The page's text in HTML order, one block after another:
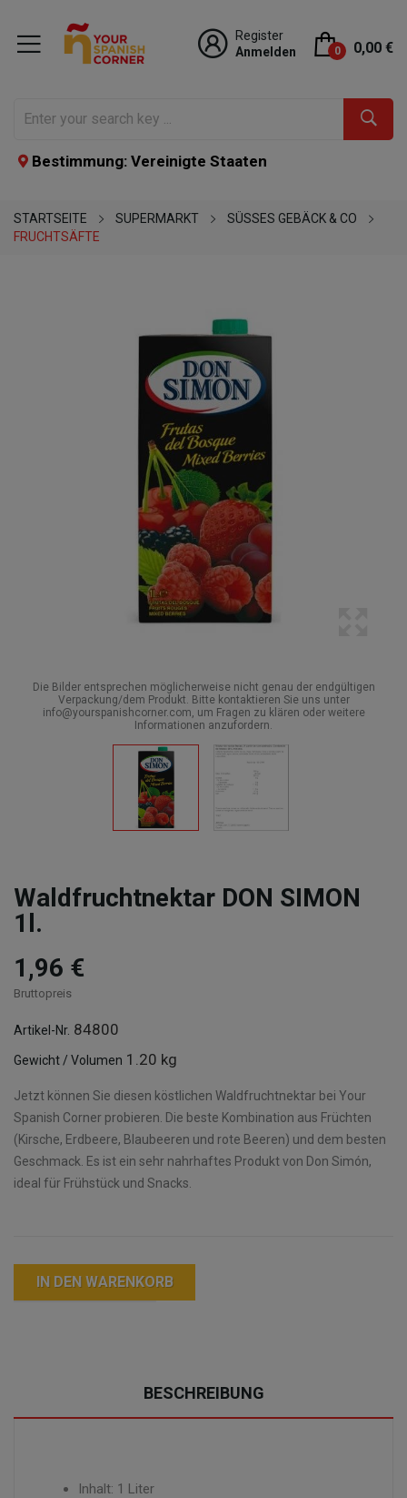
Register
Anmelden
0 0,00 €
Bestimmung: Vereinigte Staaten
STARTSEITE SUPERMARKT
SÜSSES GEBÄCK & CO
FRUCHTSÄFTE
Die Bilder entsprechen möglicherweise nicht genau der endgültigen
Verpackung/dem Produkt. Bitte kontaktieren Sie uns unter
info@yourspanishcorner.com, um Fragen zu klären oder weitere
Informationen anzufordern.
Waldfruchtnektar DON SIMON
1l.
1,96 €
Bruttopreis
Artikel-Nr. 84800
Gewicht / Volumen 1.20 kg
Jetzt können Sie diesen köstlichen Waldfruchtnektar bei Your
Spanish Corner probieren. Die beste Kombination aus Früchten
(Kirsche, Erdbeere, Blaubeeren und rote Beeren) und dem besten
Geschmack. Es ist ein sehr nahrhaftes Produkt von Don Simón,
ideal für Frühstück und Snacks.
IN DEN WARENKORB
BESCHREIBUNG
Inhalt: 1 Liter